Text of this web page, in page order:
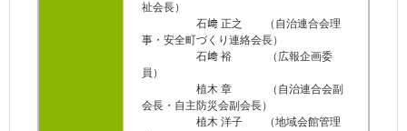
祉会長）
石﨑 正之 （自治連合会理
事・安全町づくり連絡会長）
石﨑 裕 （広報企画委
員）
植木 章 （自治連合会副
会長・自主防災会副会長）
植木 洋子 （地域会館管理